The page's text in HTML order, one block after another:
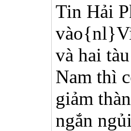
Tin Hải
và hai
Nam thì
giảm
ngắn